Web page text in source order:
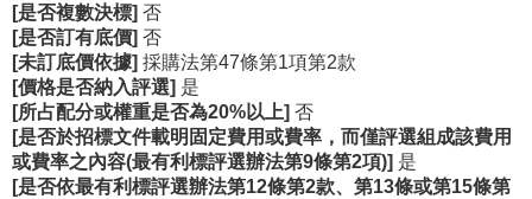
R
S
S
網
站
資
[是否複數決標] 否
[是否訂有底價] 否
[未訂底價依據] 採購法第47條第1項第2款
[價格是否納入評選] 是
[所占配分或權重是否為20%以上] 否
[是否於招標文件載明固定費用或費率，而僅評選組成該費用
或費率之內容(最有利標評選辦法第9條第2項)] 是
[是否依最有利標評選辦法第12條第2款、第13條或第15條第